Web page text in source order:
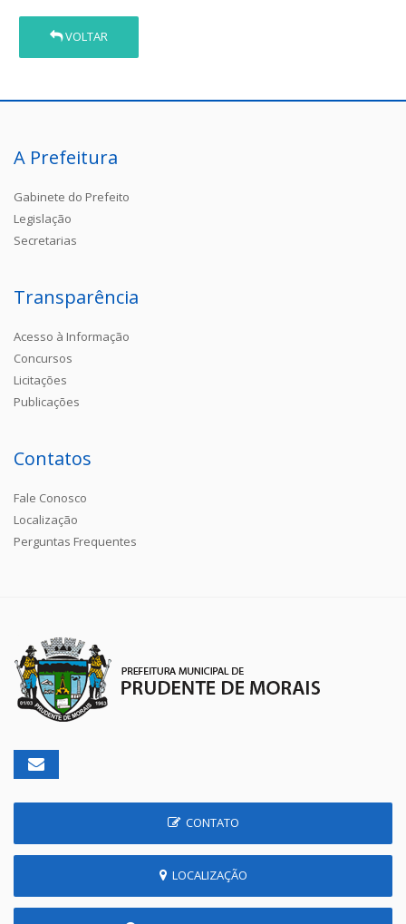
VOLTAR
A Prefeitura
Gabinete do Prefeito
Legislação
Secretarias
Transparência
Acesso à Informação
Concursos
Licitações
Publicações
Contatos
Fale Conosco
Localização
Perguntas Frequentes
CONTATO
LOCALIZAÇÃO